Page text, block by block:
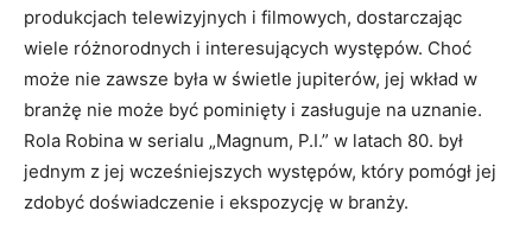
produkcjach telewizyjnych i filmowych, dostarczając
wiele różnorodnych i interesujących występów. Choć
może nie zawsze była w świetle jupiterów, jej wkład w
branżę nie może być pominięty i zasługuje na uznanie.
Rola Robina w serialu „Magnum, P.I.” w latach 80. był
jednym z jej wcześniejszych występów, który pomógł jej
zdobyć doświadczenie i ekspozycję w branży.